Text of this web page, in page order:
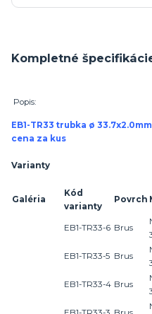
Kompletné
Popis:
EB1-TR33 trubka ø
cena za kus
Varianty
Galéria
Kód
varianty
Povrch
EB1-TR33-6 Brus
EB1-TR33-5 Brus
EB1-TR33-4 Brus